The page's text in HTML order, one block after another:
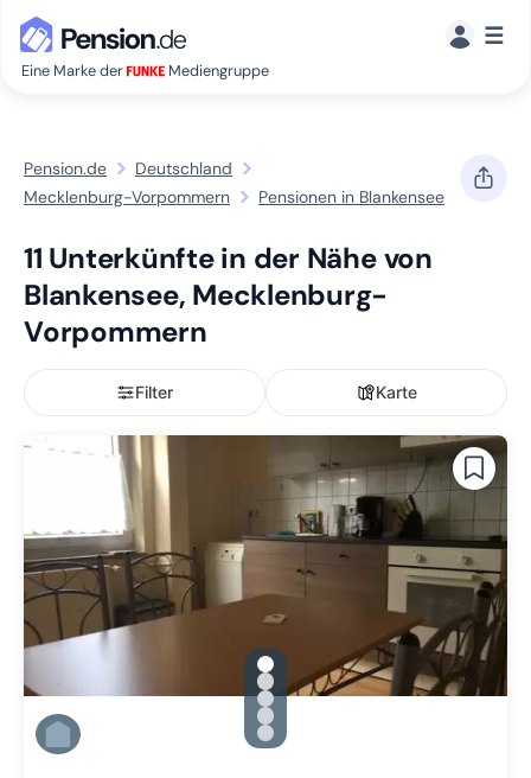
Eine Marke der Mediengruppe
☰
Pension.de
Deutschland
Mecklenburg-Vorpommern
Pensionen in Blankensee
11 Unterkünfte in der Nähe von
Blankensee, Mecklenburg-
Vorpommern
Filter Karte
gallery.slide_selector
Zu Slide 1 wechseln
Zu Slide 2 wechseln
Zu Slide 3 wechseln
Zu Slide 4 wechseln
Zu Slide 5 wechseln